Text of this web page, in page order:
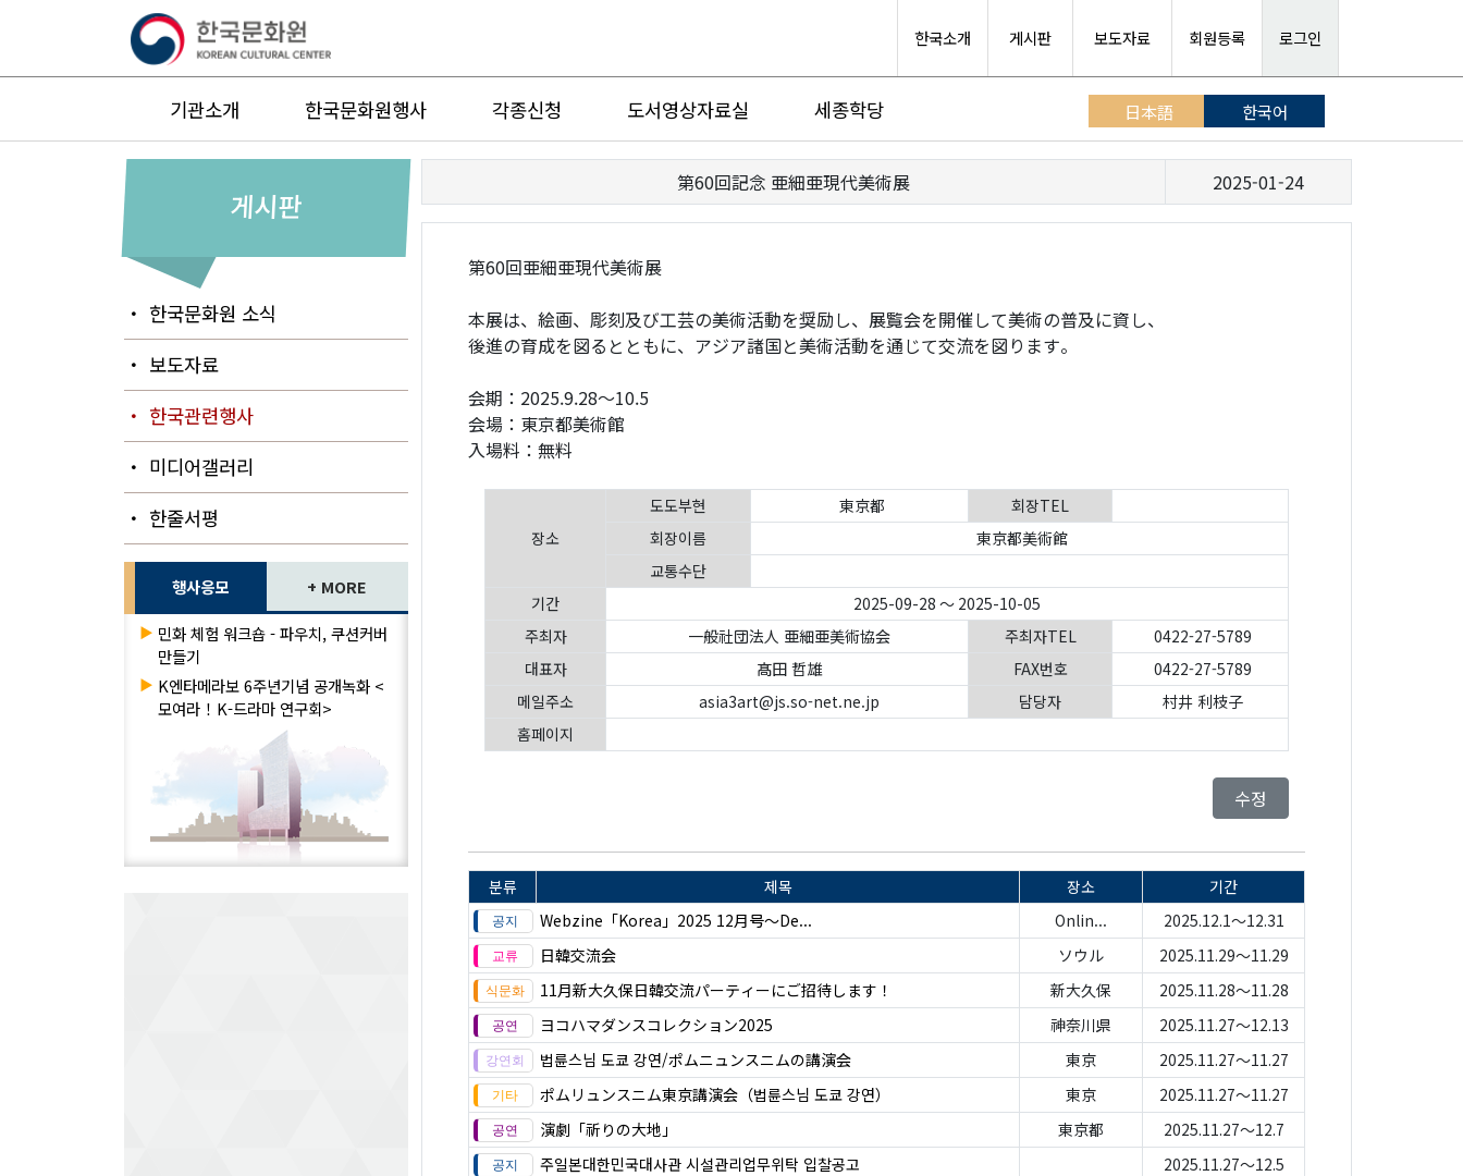
한국소개 게시판 보도자료 회원등록 로그인
기관소개 한국문화원행사 각종신청 도서영상자료실 세종학당 日本語 한국어
게시판
・ 한국문화원 소식
・ 보도자료
・ 한국관련행사
・ 미디어갤러리
・ 한줄서평
행사응모 + MORE
▶ 민화 체험 워크숍 - 파우치, 쿠션커버
만들기
▶ K엔타메라보 6주년기념 공개녹화 <
모여라！K-드라마 연구회>
第60回記念 亜細亜現代美術展 2025-01-24
第60回亜細亜現代美術展
本展は、絵画、彫刻及び工芸の美術活動を奨励し、展覧会を開催して美術の普及に資し、
後進の育成を図るとともに、アジア諸国と美術活動を通じて交流を図ります。
会期：2025.9.28～10.5
会場：東京都美術館
入場料：無料
장소
도도부현 東京都
회장TEL
회장이름
東京都美術館
교통수단
기간
2025-09-28 ～ 2025-10-05
주최자
一般社団法人 亜細亜美術協会 주최자TEL
0422-27-5789
대표자
髙田 哲雄 FAX번호
0422-27-5789
메일주소
asia3art@js.so-net.ne.jp 담당자
村井 利枝子
홈페이지
수정
분류 제목 장소
기간
Webzine「Korea」2025 12月号～De...
Onlin...
2025.12.1～12.31
日韓交流会
ソウル
2025.11.29～11.29
11月新大久保日韓交流パーティーにご招待します！
新大久保
2025.11.28～11.28
ヨコハマダンスコレクション2025
神奈川県
2025.11.27～12.13
법륜스님 도쿄 강연/ポムニュンスニムの講演会
東京
2025.11.27～11.27
ポムリュンスニム東京講演会（법륜스님 도쿄 강연）
東京
2025.11.27～11.27
演劇「祈りの大地」
東京都
2025.11.27～12.7
주일본대한민국대사관 시설관리업무위탁 입찰공고
2025.11.27～12.5